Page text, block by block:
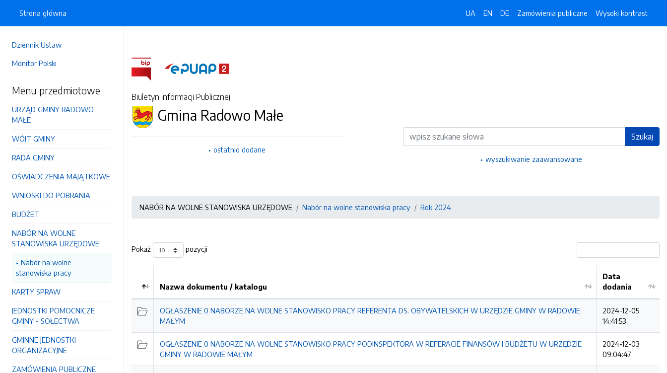
Dziennik Ustaw
Monitor Polski
Menu przedmiotowe
URZĄD GMINY RADOWO
MAŁE
WÓJT GMINY
RADA GMINY
OŚWIADCZENIA MAJĄTKOWE
WNIOSKI DO POBRANIA
BUDŻET
NABÓR NA WOLNE
STANOWISKA URZĘDOWE
Nabór na wolne
stanowiska pracy
KARTY SPRAW
JEDNOSTKI POMOCNICZE
GMINY - SOŁECTWA
GMINNE JEDNOSTKI
ORGANIZACYJNE
ZAMÓWIENIA PUBLICZNE
Strona główna UA EN DE Zamówienia publiczne Wysoki kontrast
Biuletyn Informacji Publicznej
Gmina Radowo Małe
ostatnio dodane
Wyszukiwarka Szukaj
wyszukiwanie zaawansowane
NABÓR NA WOLNE STANOWISKA URZĘDOWE Nabór na wolne stanowiska pracy Rok 2024
Pokaż pozycji
Kolejność
Nazwa dokumentu / katalogu
Data
dodania
OGŁASZENIE 0 NABORZE NA WOLNE STANOWISKO PRACY REFERENTA DS. OBYWATELSKICH W URZĘDZIE GMINY W RADOWIE
MAŁYM
2024-12-05
14:41:53
OGŁASZENIE 0 NABORZE NA WOLNE STANOWISKO PRACY PODINSPEKTORA W REFERACIE FINANSÓW I BUDŻETU W URZĘDZIE
GMINY W RADOWIE MAŁYM
2024-12-03
09:04:47